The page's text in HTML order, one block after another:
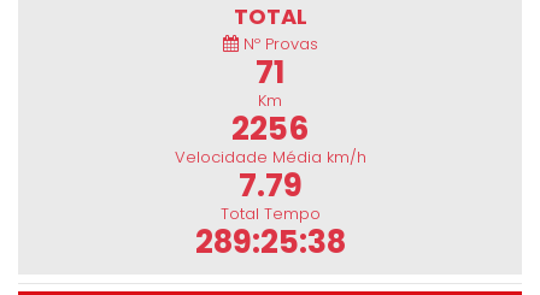
TOTAL
Nº Provas
71
Km
2256
Velocidade Média km/h
7.79
Total Tempo
289:25:38